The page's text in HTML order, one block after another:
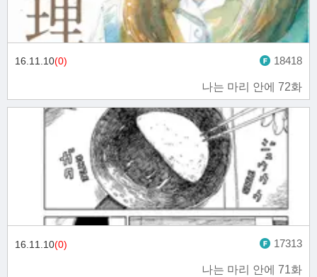
나는 마리 안에 72화
16.11.10(0) 18418
나는 마리 안에 71화
16.11.10(0) 17313